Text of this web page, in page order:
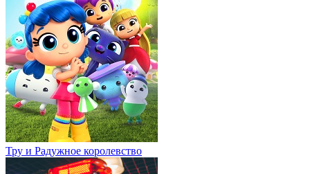
Тру и Радужное королевство